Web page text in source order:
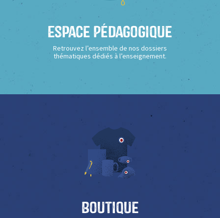
Espace Pédagogique
Retrouvez l’ensemble de nos dossiers
thématiques dédiés à l’enseignement.
Boutique